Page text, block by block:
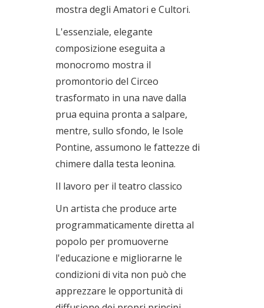
mostra degli Amatori e Cultori.
L'essenziale, elegante
composizione eseguita a
monocromo mostra il
promontorio del Circeo
trasformato in una nave dalla
prua equina pronta a salpare,
mentre, sullo sfondo, le Isole
Pontine, assumono le fattezze di
chimere dalla testa leonina.
Il lavoro per il teatro classico
Un artista che produce arte
programmaticamente diretta al
popolo per promuoverne
l'educazione e migliorarne le
condizioni di vita non può che
apprezzare le opportunità di